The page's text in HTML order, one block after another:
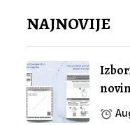
NAJNOVIJE